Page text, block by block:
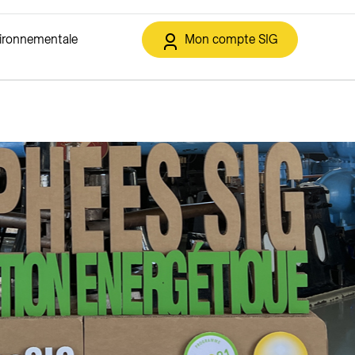
Espace client
Annoncer un déménagement
Solutions solaires
Autoconsommation collective
Contracting solaire
Soutiens financiers et rétribution
et déchets
Offres
Mon compte SIG